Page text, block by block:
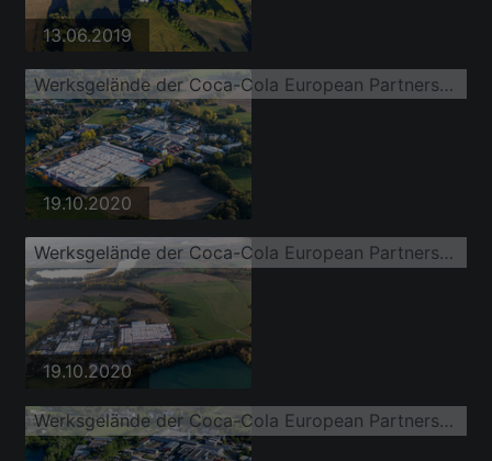
13.06.2019
Werksgelände der Coca-Cola European Partners Deutschland GmbH in Neureut
19.10.2020
Werksgelände der Coca-Cola European Partners Deutschland GmbH in Neureut
19.10.2020
Werksgelände der Coca-Cola European Partners Deutschland GmbH in Neureut